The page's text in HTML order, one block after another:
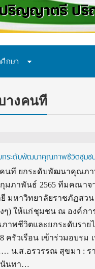
กษา
างคนที
ระดับพัฒนาคุณภาพชีวิตชุมชน
นที ยกระดับพัฒนาคุณภ
มภาพันธ์ 2565 ทีมคณา
มหาวิทยาลัยราชภัฏส
ๆ) ให้แก่ชุมชน ณ องค์ก
พชีวิตและยกระดับราย
รัวเรือน เข้าร่วมอบรม
รวรรณ สุขมา : ราย
นันทา…